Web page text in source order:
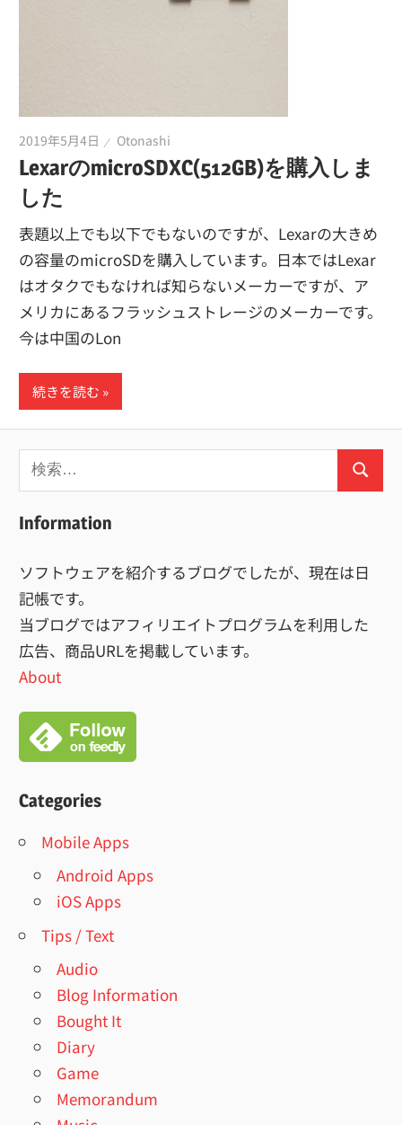
2019年5月4日 Otonashi
LexarのmicroSDXC(512GB)を購入しま
した
表題以上でも以下でもないのですが、Lexarの大きめ
の容量のmicroSDを購入しています。日本ではLexar
はオタクでもなければ知らないメーカーですが、ア
メリカにあるフラッシュストレージのメーカーです。
今は中国のLon
続きを読む
検
索:
検
Information
ソフトウェアを紹介するブログでしたが、現在は日
記帳です。
当ブログではアフィリエイトプログラムを利用した
広告、商品URLを掲載しています。
About
Categories
Mobile Apps
Android Apps
iOS Apps
Tips / Text
Audio
Blog Information
Bought It
Diary
Game
Memorandum